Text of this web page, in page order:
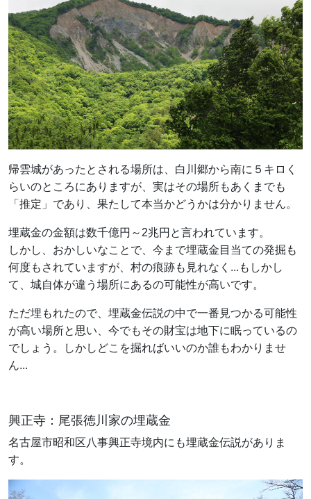
帰雲城があったとされる場所は、白川郷から南に５キロく
らいのところにありますが、実はその場所もあくまでも
「推定」であり、果たして本当かどうかは分かりません。
埋蔵金の金額は数千億円～2兆円と言われています。
しかし、おかしいなことで、今まで埋蔵金目当ての発掘も
何度もされていますが、村の痕跡も見れなく...もしかし
て、城自体が違う場所にあるの可能性が高いです。
ただ埋もれたので、埋蔵金伝説の中で一番見つかる可能性
が高い場所と思い、今でもその財宝は地下に眠っているの
でしょう。しかしどこを掘ればいいのか誰もわかりませ
ん...
興正寺：尾張徳川家の埋蔵金
名古屋市昭和区八事興正寺境内にも埋蔵金伝説がありま
す。